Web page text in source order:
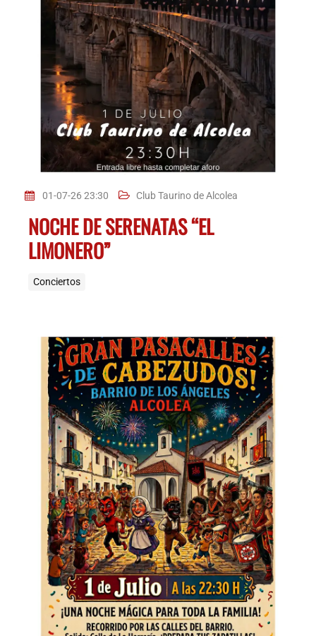
01-07-26 23:30 Club Taurino de Alcolea
NOCHE DE SERENATAS “EL
LIMONERO”
Conciertos